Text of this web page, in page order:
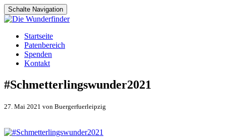
Schalte Navigation
Zum
Inhalt
springen
Startseite
Patenbereich
Spenden
Kontakt
#Schmetterlingswunder2021
27. Mai 2021 von Buergerfuerleipzig